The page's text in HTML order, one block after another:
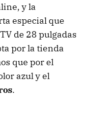
y la
especial que
de 28 pulgadas
por la tienda
que por el
azul y el
.